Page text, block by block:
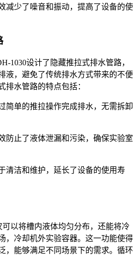
减少了噪音和振动，提高了设备的使
1030设计了隐藏推拉式排水管路，
液，避免了传统排水方式带来的不便
排水管路的特点包括：
简单的推拉操作完成排水，无需拆卸
防止了液体泄漏和污染，确保实验室
清洁和维护，延长了设备的使用寿
可以将槽内液体均匀分布，还能将冷
，冷却机外实验容器。这一功能使得
，能够满足不同场景下的需求。循环